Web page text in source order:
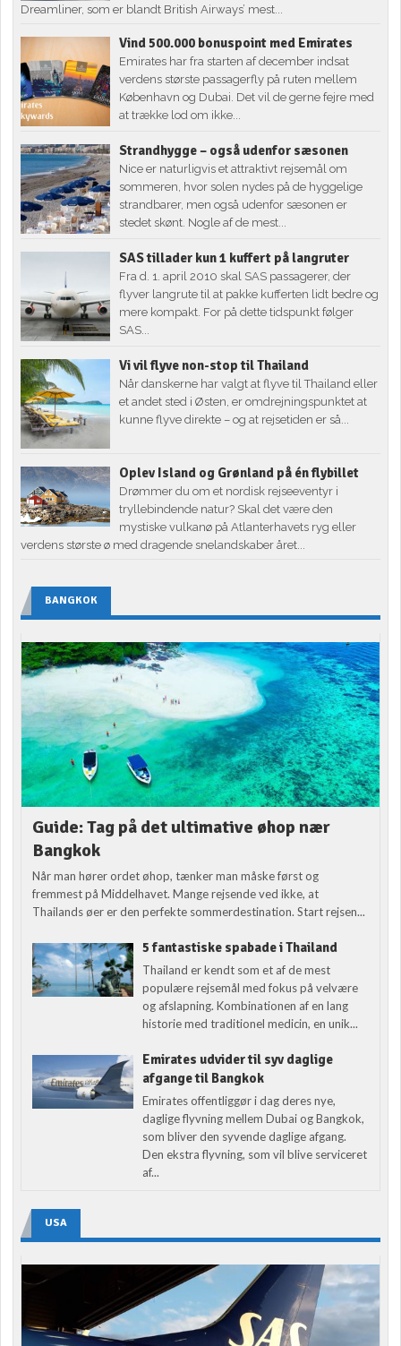
Dreamliner, som er blandt British Airways’ mest...
Vind 500.000 bonuspoint med Emirates
Emirates har fra starten af december indsat
verdens største passagerfly på ruten mellem
København og Dubai. Det vil de gerne fejre med
at trække lod om ikke...
Strandhygge – også udenfor sæsonen
Nice er naturligvis et attraktivt rejsemål om
sommeren, hvor solen nydes på de hyggelige
strandbarer, men også udenfor sæsonen er
stedet skønt. Nogle af de mest...
SAS tillader kun 1 kuffert på langruter
Fra d. 1. april 2010 skal SAS passagerer, der
flyver langrute til at pakke kufferten lidt bedre og
mere kompakt. For på dette tidspunkt følger
SAS...
Vi vil flyve non-stop til Thailand
Når danskerne har valgt at flyve til Thailand eller
et andet sted i Østen, er omdrejningspunktet at
kunne flyve direkte – og at rejsetiden er så...
Oplev Island og Grønland på én flybillet
Drømmer du om et nordisk rejseeventyr i
tryllebindende natur? Skal det være den
mystiske vulkanø på Atlanterhavets ryg eller
verdens største ø med dragende snelandskaber året...
BANGKOK
Guide: Tag på det ultimative øhop nær
Bangkok
Når man hører ordet øhop, tænker man måske først og
fremmest på Middelhavet. Mange rejsende ved ikke, at
Thailands øer er den perfekte sommerdestination. Start rejsen...
5 fantastiske spabade i Thailand
Thailand er kendt som et af de mest
populære rejsemål med fokus på velvære
og afslapning. Kombinationen af en lang
historie med traditionel medicin, en unik...
Emirates udvider til syv daglige
afgange til Bangkok
Emirates offentliggør i dag deres nye,
daglige flyvning mellem Dubai og Bangkok,
som bliver den syvende daglige afgang.
Den ekstra flyvning, som vil blive serviceret
af...
USA